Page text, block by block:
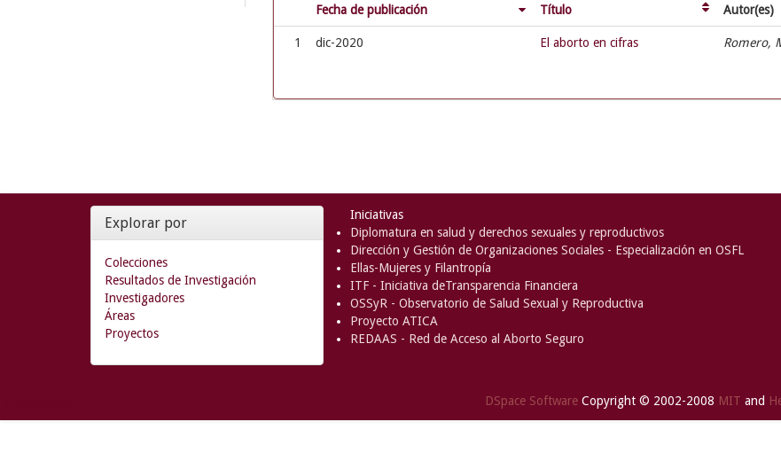
Fecha de publicación Título Autor(es)
1 dic-2020 El aborto en cifras Romero,
Explorar por
Colecciones
Resultados de Investigación
Investigadores
Áreas
Proyectos
Iniciativas
Diplomatura en salud y derechos sexuales y reproductivos
Dirección y Gestión de Organizaciones Sociales - Especialización en OSFL
Ellas-Mujeres y Filantropía
ITF - Iniciativa deTransparencia Financiera
OSSyR - Observatorio de Salud Sexual y Reproductiva
Proyecto ATICA
REDAAS - Red de Acceso al Aborto Seguro
DSpace Software Copyright © 2002-2008 MIT and